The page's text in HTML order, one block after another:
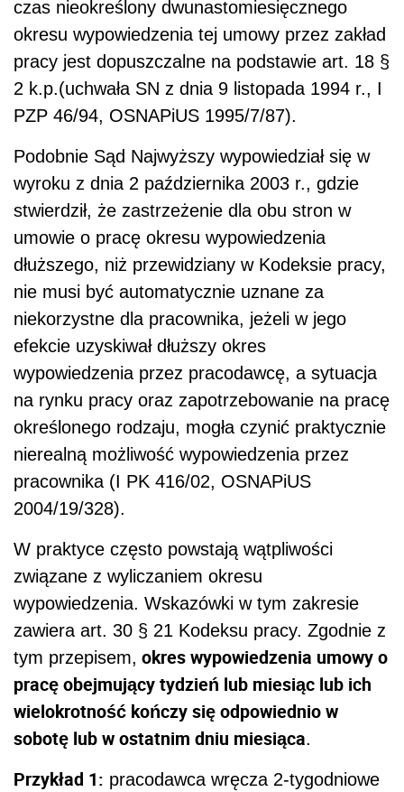
czas nieokreślony dwunastomiesięcznego
okresu wypowiedzenia tej umowy przez zakład
pracy jest dopuszczalne na podstawie art. 18 §
2 k.p.(uchwała SN z dnia 9 listopada 1994 r., I
PZP 46/94, OSNAPiUS 1995/7/87).
Podobnie Sąd Najwyższy wypowiedział się w
wyroku z dnia 2 października 2003 r., gdzie
stwierdził, że zastrzeżenie dla obu stron w
umowie o pracę okresu wypowiedzenia
dłuższego, niż przewidziany w Kodeksie pracy,
nie musi być automatycznie uznane za
niekorzystne dla pracownika, jeżeli w jego
efekcie uzyskiwał dłuższy okres
wypowiedzenia przez pracodawcę, a sytuacja
na rynku pracy oraz zapotrzebowanie na pracę
określonego rodzaju, mogła czynić praktycznie
nierealną możliwość wypowiedzenia przez
pracownika (I PK 416/02, OSNAPiUS
2004/19/328).
W praktyce często powstają wątpliwości
związane z wyliczaniem okresu
wypowiedzenia. Wskazówki w tym zakresie
zawiera art. 30 § 21 Kodeksu pracy. Zgodnie z
tym przepisem, okres wypowiedzenia umowy o
pracę obejmujący tydzień lub miesiąc lub ich
wielokrotność kończy się odpowiednio w
sobotę lub w ostatnim dniu miesiąca.
Przykład 1: pracodawca wręcza 2-tygodniowe